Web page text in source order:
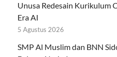
Unusa Redesain Kurikulum
Era AI
5 Agustus 2026
SMP Al Muslim dan BNN